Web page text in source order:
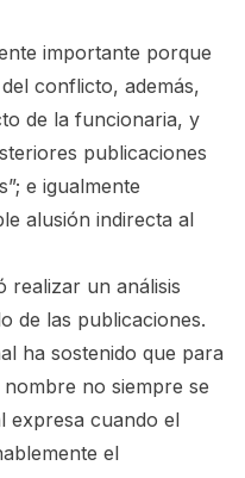
importante porque
conflicto, además,
de la funcionaria, y
publicaciones
e igualmente
alusión indirecta al
realizar un análisis
de las publicaciones.
ha sostenido que para
no siempre se
expresa cuando el
el